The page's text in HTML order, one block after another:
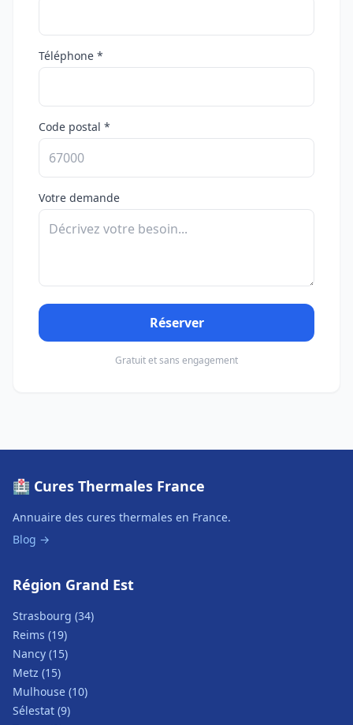
Téléphone *
Code postal *
Votre demande
Réserver
Gratuit et sans engagement
🏥 Cures Thermales France
Annuaire des cures thermales en France.
Blog →
Région Grand Est
Strasbourg (34)
Reims (19)
Nancy (15)
Metz (15)
Mulhouse (10)
Sélestat (9)